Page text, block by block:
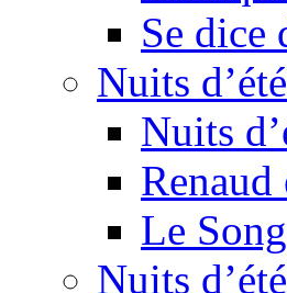
Se dice
Nuits
Nuits
Le
Nuits